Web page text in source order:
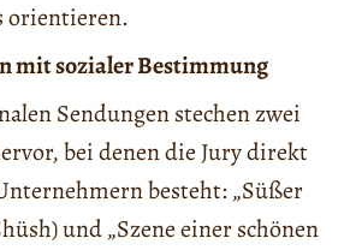
orientieren.
mit sozialer Bestimmung
Sendungen stechen zwei
bei denen die Jury direkt
besteht: „Süßer
und „Szene einer schönen